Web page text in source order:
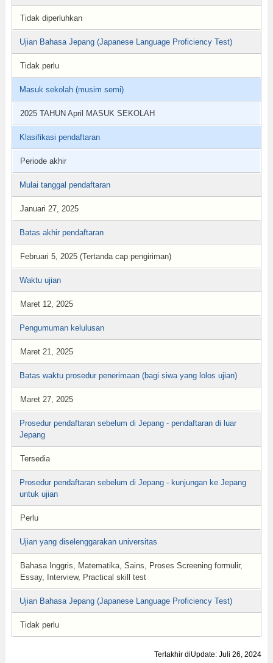
Tidak diperluhkan
Ujian Bahasa Jepang (Japanese Language Proficiency Test)
Tidak perlu
Masuk sekolah (musim semi)
2025 TAHUN April MASUK SEKOLAH
Klasifikasi pendaftaran
Periode akhir
Mulai tanggal pendaftaran
Januari 27, 2025
Batas akhir pendaftaran
Februari 5, 2025 (Tertanda cap pengiriman)
Waktu ujian
Maret 12, 2025
Pengumuman kelulusan
Maret 21, 2025
Batas waktu prosedur penerimaan (bagi siwa yang lolos ujian)
Maret 27, 2025
Prosedur pendaftaran sebelum di Jepang - pendaftaran di luar
Jepang
Tersedia
Prosedur pendaftaran sebelum di Jepang - kunjungan ke Jepang
untuk ujian
Perlu
Ujian yang diselenggarakan universitas
Bahasa Inggris, Matematika, Sains, Proses Screening formulir,
Essay, Interview, Practical skill test
Ujian Bahasa Jepang (Japanese Language Proficiency Test)
Tidak perlu
Terlakhir diUpdate: Juli 26, 2024